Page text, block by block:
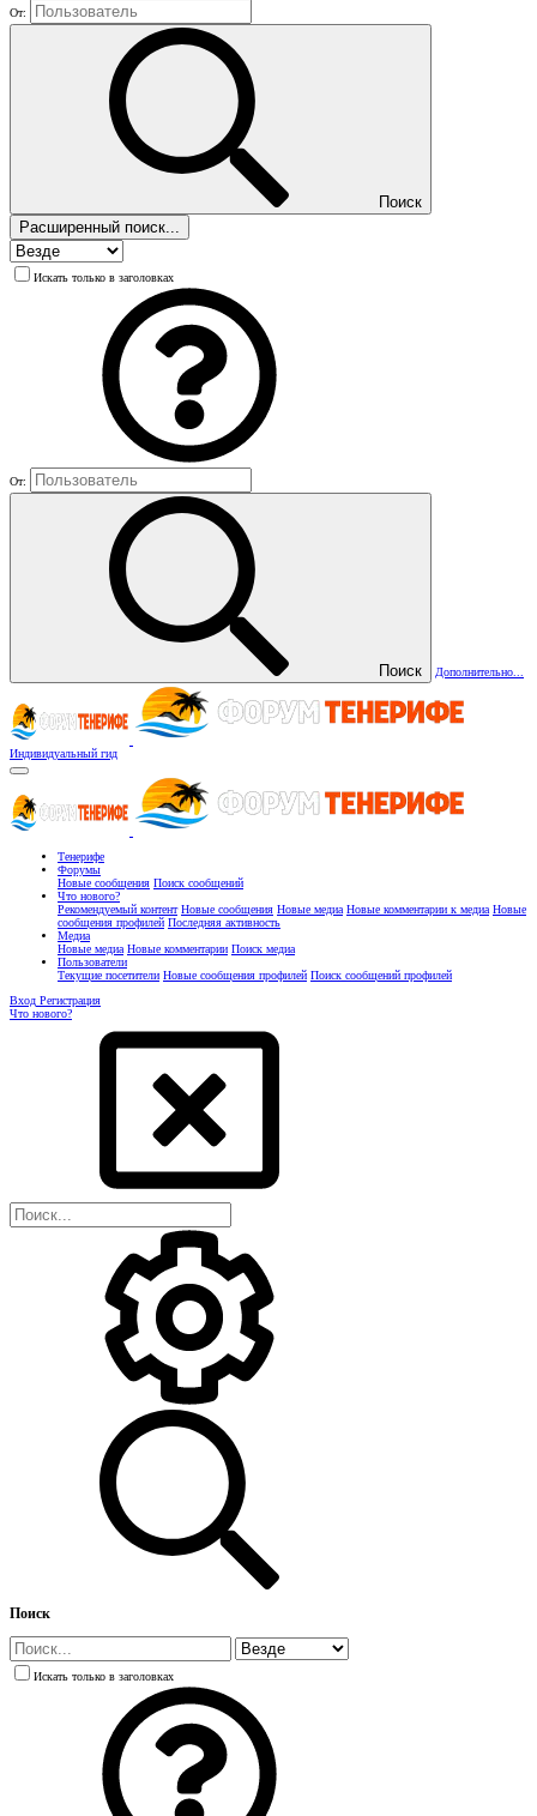
От:
Поиск
Расширенный поиск...
Искать только в заголовках
От:
Поиск Дополнительно...
Индивидуальный гид
Тенерифе
Форумы
Новые сообщения Поиск сообщений
Что нового?
Рекомендуемый контент Новые сообщения Новые медиа Новые комментарии к медиа Новые
сообщения профилей Последняя активность
Медиа
Новые медиа Новые комментарии Поиск медиа
Пользователи
Текущие посетители Новые сообщения профилей Поиск сообщений профилей
Вход Регистрация
Что нового?
Поиск
Искать только в заголовках